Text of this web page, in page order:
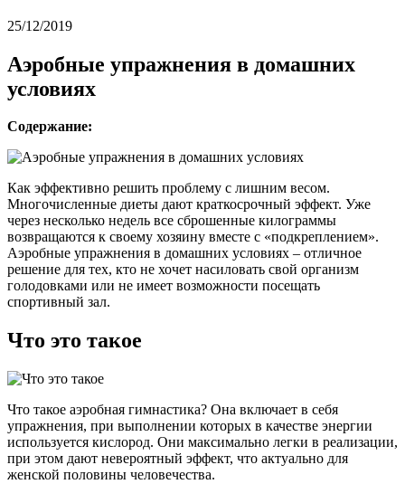
25/12/2019
Аэробные упражнения в домашних
условиях
Содержание:
Как эффективно решить проблему с лишним весом.
Многочисленные диеты дают краткосрочный эффект. Уже
через несколько недель все сброшенные килограммы
возвращаются к своему хозяину вместе с «подкреплением».
Аэробные упражнения в домашних условиях – отличное
решение для тех, кто не хочет насиловать свой организм
голодовками или не имеет возможности посещать
спортивный зал.
Что это такое
Что такое аэробная гимнастика? Она включает в себя
упражнения, при выполнении которых в качестве энергии
используется кислород. Они максимально легки в реализации,
при этом дают невероятный эффект, что актуально для
женской половины человечества.